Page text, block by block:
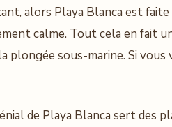
alors Playa Blanca est faite
calme. Tout cela en fait
plongée sous-marine. Si vous
de Playa Blanca sert des